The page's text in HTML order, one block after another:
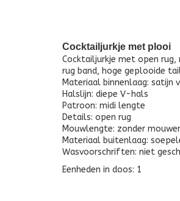
Cocktailjurkje met plooi
Cocktailjurkje met open
rug band, hoge geplooide
Materiaal binnenlaag: satijn
Halslijn: diepe V-hals
Patroon: midi lengte
Details: open rug
Mouwlengte: zonder
Materiaal buitenlaag:
Wasvoorschriften: niet
Eenheden in doos: 1